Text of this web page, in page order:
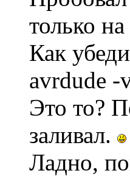
только
Как
avrdude -
Это то?
заливал.
Ладно,